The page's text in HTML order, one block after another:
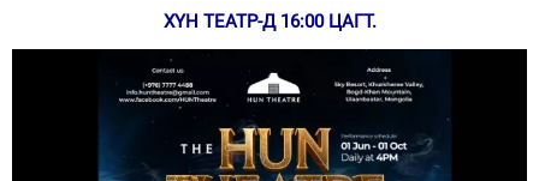
ХҮН ТЕАТР-Д 16:00 ЦАГТ.